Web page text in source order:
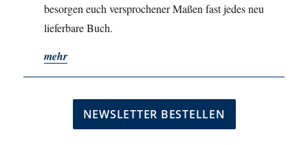
besorgen euch versprochener Maßen fast jedes neu
lieferbare Buch.
mehr